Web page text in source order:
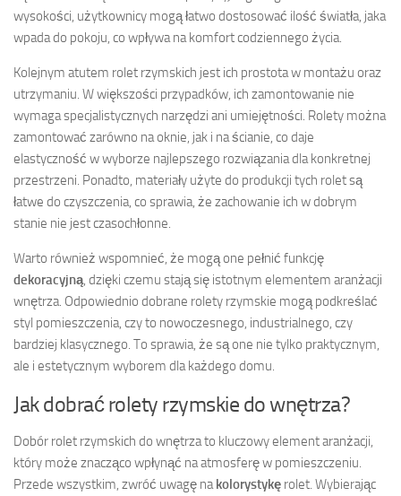
wysokości, użytkownicy mogą łatwo dostosować ilość światła, jaka
wpada do pokoju, co wpływa na komfort codziennego życia.
Kolejnym atutem rolet rzymskich jest ich prostota w montażu oraz
utrzymaniu. W większości przypadków, ich zamontowanie nie
wymaga specjalistycznych narzędzi ani umiejętności. Rolety można
zamontować zarówno na oknie, jak i na ścianie, co daje
elastyczność w wyborze najlepszego rozwiązania dla konkretnej
przestrzeni. Ponadto, materiały użyte do produkcji tych rolet są
łatwe do czyszczenia, co sprawia, że zachowanie ich w dobrym
stanie nie jest czasochłonne.
Warto również wspomnieć, że mogą one pełnić funkcję
dekoracyjną , dzięki czemu stają się istotnym elementem aranżacji
wnętrza. Odpowiednio dobrane rolety rzymskie mogą podkreślać
styl pomieszczenia, czy to nowoczesnego, industrialnego, czy
bardziej klasycznego. To sprawia, że są one nie tylko praktycznym,
ale i estetycznym wyborem dla każdego domu.
Jak dobrać rolety rzymskie do wnętrza?
Dobór rolet rzymskich do wnętrza to kluczowy element aranżacji,
który może znacząco wpłynąć na atmosferę w pomieszczeniu.
Przede wszystkim, zwróć uwagę na kolorystykę rolet. Wybierając